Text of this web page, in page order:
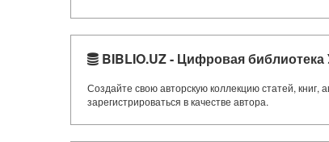
BIBLIO.UZ - Цифровая библиотека
Создайте свою авторскую коллекцию статей,
зарегистрироваться в качестве автора.